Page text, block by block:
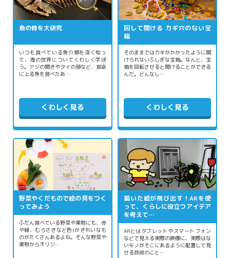
魚の骨を大研究
いつも食べている魚介類を深く知っ
て、海の世界についてくわしく学ぼ
う。アジの開きやタイの頭など、食卓
に上る魚を食べたあ…
くわしく見る
回して開ける カギ穴のない宝
箱
そのままではカギがかかったように開
けられないふしぎな宝箱。なんと、宝
箱を回転させると開けることができる
んだ。どんなし…
くわしく見る
野菜やくだもので絵の具をつく
ってみよう
ふだん食べている野菜や果物にも、赤
や緑、むらさきなど色(がきれいなも
のがたくさんあるよね。そんな野菜や
果物からオリジ…
描いた絵が飛び出す！ARを使
って、くらしに役立つアイデア
を考えて…
ARとはタブレットやスマートフォン
などで見える実際の映像に、実際はな
いモノがそこにあるように配置して見
せる技術のこと…